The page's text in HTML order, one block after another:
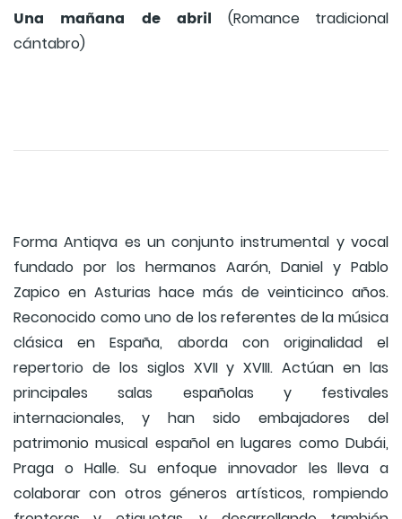
Una mañana de abril (Romance tradicional
cántabro)
Forma Antiqva es un conjunto instrumental y vocal
fundado por los hermanos Aarón, Daniel y Pablo
Zapico en Asturias hace más de veinticinco años.
Reconocido como uno de los referentes de la música
clásica en España, aborda con originalidad el
repertorio de los siglos XVII y XVIII. Actúan en las
principales salas españolas y festivales
internacionales, y han sido embajadores del
patrimonio musical español en lugares como Dubái,
Praga o Halle. Su enfoque innovador les lleva a
colaborar con otros géneros artísticos, rompiendo